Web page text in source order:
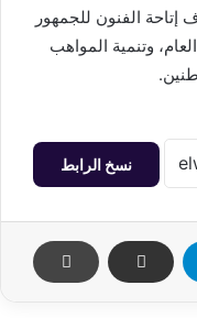
إتاحة الفنون للجمهور
وتنمية المواهب
نسخ الرابط